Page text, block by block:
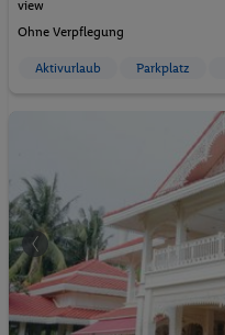
view
Ohne Verpflegung
Aktivurlaub Parkplatz